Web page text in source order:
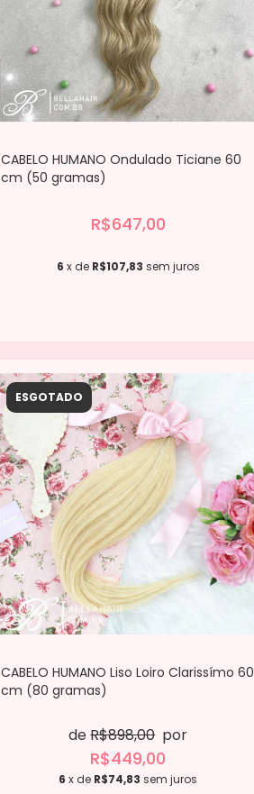
CABELO HUMANO Ondulado Ticiane 60
cm (50 gramas)
R$647,00
6 x de R$107,83 sem juros
ESGOTADO
CABELO HUMANO Liso Loiro Clarissímo 60
cm (80 gramas)
deR$898,00 por
R$449,00
6 x de R$74,83 sem juros